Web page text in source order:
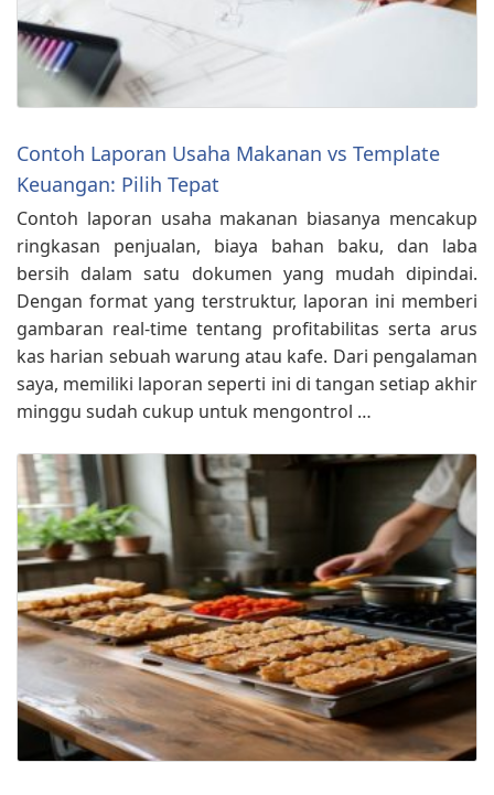
Contoh Laporan Usaha Makanan vs Template
Keuangan: Pilih Tepat
Contoh laporan usaha makanan biasanya mencakup
ringkasan penjualan, biaya bahan baku, dan laba
bersih dalam satu dokumen yang mudah dipindai.
Dengan format yang terstruktur, laporan ini memberi
gambaran real‑time tentang profitabilitas serta arus
kas harian sebuah warung atau kafe. Dari pengalaman
saya, memiliki laporan seperti ini di tangan setiap akhir
minggu sudah cukup untuk mengontrol …